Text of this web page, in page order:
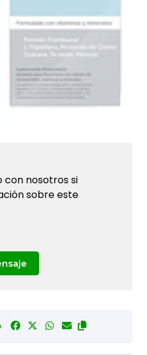
con nosotros si
sobre este